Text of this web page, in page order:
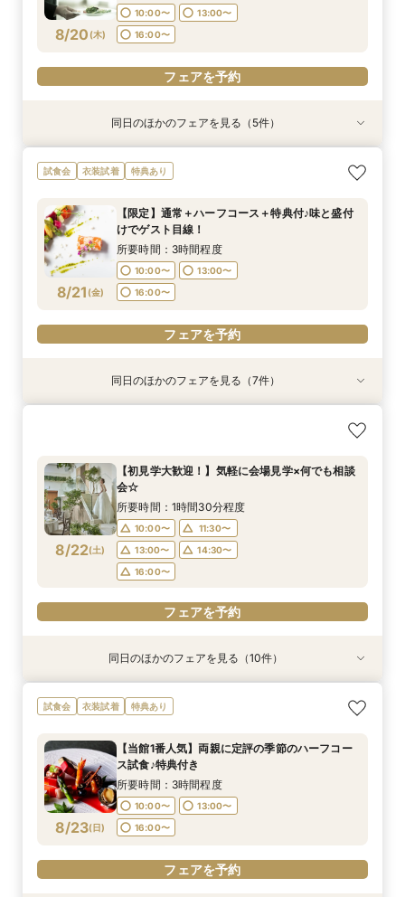
フェアを予約
フェアを予約
フェアを予約
フェアを予約
16:00〜
16:00〜
8/20 (木)
10:00〜
13:00〜
16:00〜
フェアを予約
衣装試着 特典あり
8/20(木)
【式場おススメ♪】来館特典無料4品試食＋ランク
UP特典贈呈！
10:00〜
13:00〜
16:00〜
フェアを予約
衣装試着 特典あり
8/20(木)
【初見学に】本番さながらの盛付やお皿の試食４
品＆挙式見学
10:00〜
13:00〜
16:00〜
フェアを予約
8/20(木)
【フォトPLAN】フォトウエディング相談フェア
♪
11:00〜
14:00〜
17:00〜
フェアを予約
8/20(木)
短時間フェア《60分で情報収集！》リニューア
ル会場見学×見積もり相談会
10:00〜
11:00〜
13:00〜
15:00〜
17:00〜
衣装試着 特典あり
8/20(木)
【仕事帰り】国産牛フィレ肉ディナー♪料理に癒
されるゲスト体験
10:00〜
13:00〜
16:00〜
フェアを予約
同日のほかのフェアを見る（5件）
試食会 衣装試着 特典あり
8/21 (金)
【限定】通常＋ハーフコース＋特典付♪味と盛付
けでゲスト目線！
所要時間：3時間程度
10:00〜
13:00〜
16:00〜
フェアを予約
8/21( 金
【ハワイ＆沖縄 ウェディング相談会】リゾート
10:00〜
フェアを予約
8/21( 金
【フォトPLAN】フォトウエディング相談フェア
17:00〜
フェアを予約
8/21( 金
【初見学大歓迎！】気軽に会場見学×何でも相談
10:00〜
13:00〜
14:30〜
16:00〜
フェアを予約
8/21( 金
短時間フェア《60分で情報収集！》リニューア
10:00〜
13:00〜
15:00〜
17:00〜
フェアを予約
衣装試着 特典あり
8/21( 金
【お見積もり相談会】ご予算重視の方へ＊クチコ
10:00〜
16:00〜
フェアを予約
衣装試着 特典あり
8/21( 金
【仕事帰り】国産牛フィレ肉ディナー♪料理に癒
10:00〜
16:00〜
フェアを予約
8/21( 金
【8月のご予約がお得◎】絶品贅沢コース無料試
10:00〜
16:00〜
フェアを予約
同日のほかのフェアを見る（7件）
8/22(土)
【初見学大歓迎！】気軽に会場見学×何でも相談
会☆
所要時間：1時間30分程度
10:00〜
11:30〜
13:00〜
14:30〜
16:00〜
フェアを予約
衣装試着 特典あり
8/22(土)
【当館1番人気】両親に定評の季節のハーフコー
ス試食♪特典付き
10:00〜
16:00〜
フェアを予約
8/22(土)
【ハワイ＆沖縄 ウェディング相談会】リゾート
挙式フェア
10:00〜
フェアを予約
8/22(土)
【資料請求随時承り中！】ブライダルフェアのご
予約はこちら！
10:00〜
フェアを予約
8/22(土)
【フォトPLAN】フォトウエディング相談フェア
♪
11:00〜
17:00〜
フェアを予約
衣装試着 特典あり
8/22(土)
【限定】通常＋ハーフコース＋特典付♪味と盛付
けでゲスト目線！
10:00〜
16:00〜
フェアを予約
衣装試着 特典あり
8/22(土)
【マタニティ&パパママキッズ婚】準備から当日
まで安心サポート
10:00〜
16:00〜
フェアを予約
衣装試着
8/22(土)
＼土曜限定／季節のハーフコース贅沢試食付き
フェア♪
10:00〜
16:00〜
フェアを予約
8/22(土)
【チャペル重視の方向け】緑と自然光に包まれる
幻想的空間を体験＊
10:00〜
13:00〜
14:30〜
16:00〜
8/22(土)
短時間フェア《60分で情報収集！》リニューア
ル会場見学×見積もり相談会
10:00〜
13:00〜
15:00〜
17:00〜
8/22(土)
【8月のご予約がお得◎】絶品贅沢コース無料試
食&館内ご案内
10:00〜
16:00〜
フェアを予約
同日のほかのフェアを見る（10件）
試食会 衣装試着 特典あり
8/23(日)
【当館1番人気】両親に定評の季節のハーフコー
ス試食♪特典付き
所要時間：3時間程度
10:00〜
13:00〜
16:00〜
フェアを予約